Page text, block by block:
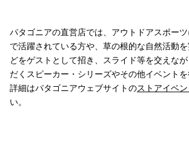
パタゴニアの直営店では、アウトドアスポー
で活躍されている方や、草の根的な自然活動
どをゲストとして招き、スライド等を交えな
だくスピーカー・シリーズやその他イベントを
詳細はパタゴニアウェブサイトのストアイベン
い。